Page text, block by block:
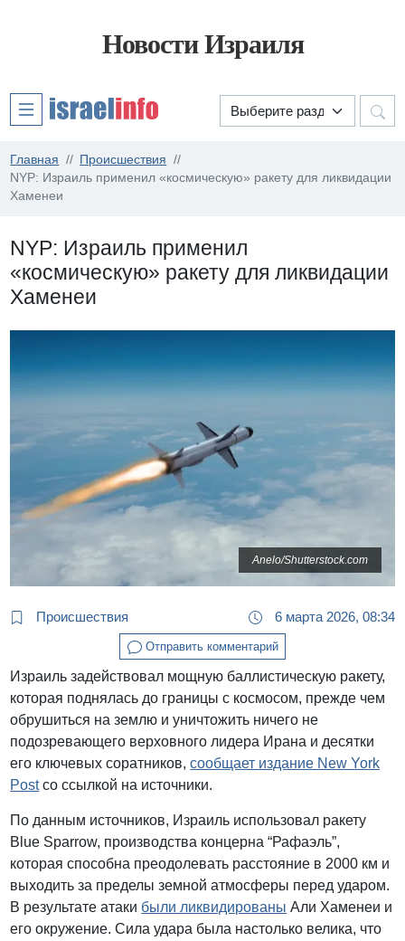
Новости Израиля
Главная
Происшествия
NYP: Израиль применил «космическую» ракету для ликвидации
Хаменеи
NYP: Израиль применил
«космическую» ракету для ликвидации
Хаменеи
Anelo/Shutterstock.com
Происшествия 6 марта 2026, 08:34
Отправить комментарий
Израиль задействовал мощную баллистическую ракету,
которая поднялась до границы с космосом, прежде чем
обрушиться на землю и уничтожить ничего не
подозревающего верховного лидера Ирана и десятки
его ключевых соратников,сообщает издание New York
Postсо ссылкой на источники.
По данным источников, Израиль использовал ракету
Blue Sparrow, производства концерна “Рафаэль”,
которая способна преодолевать расстояние в 2000 км и
выходить за пределы земной атмосферы перед ударом.
В результате атаки были ликвидированы Али Хаменеи и
его окружение. Сила удара была настолько велика, что